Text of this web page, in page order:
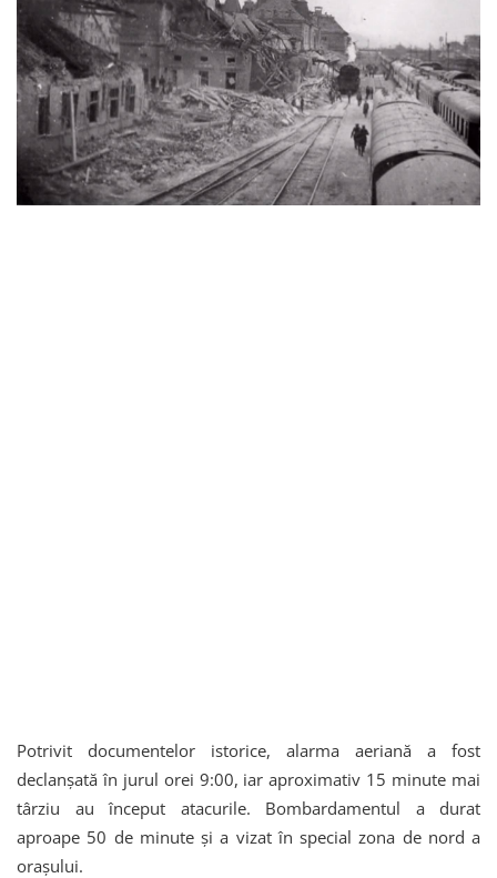
Potrivit documentelor istorice, alarma aeriană a fost
declanșată în jurul orei 9:00, iar aproximativ 15 minute mai
târziu au început atacurile. Bombardamentul a durat
aproape 50 de minute și a vizat în special zona de nord a
orașului.